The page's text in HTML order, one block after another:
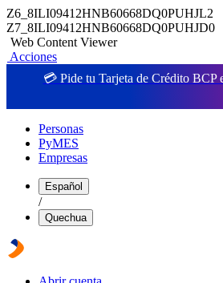
Z6_8ILI09412HNB60668DQ0PUHJL2
Z7_8ILI09412HNB60668DQ0PUHJD0
Web Content Viewer
Acciones
💳 Pide tu Tarjeta de Crédito BCP
Personas
PyMES
Empresas
Español
/
Quechua